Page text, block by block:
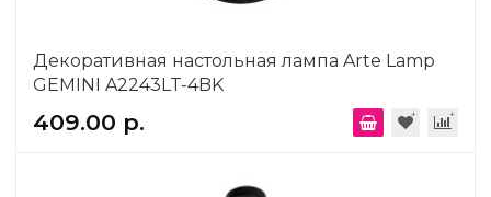
Декоративная настольная лампа Arte Lamp
GEMINI A2243LT-4BK
409.00 р.